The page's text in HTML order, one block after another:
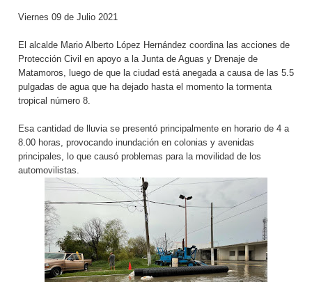
Viernes 09 de Julio 2021
El alcalde Mario Alberto López Hernández coordina las acciones de
Protección Civil en apoyo a la Junta de Aguas y Drenaje de
Matamoros, luego de que la ciudad está anegada a causa de las 5.5
pulgadas de agua que ha dejado hasta el momento la tormenta
tropical número 8.
Esa cantidad de lluvia se presentó principalmente en horario de 4 a
8.00 horas, provocando inundación en colonias y avenidas
principales, lo que causó problemas para la movilidad de los
automovilistas.